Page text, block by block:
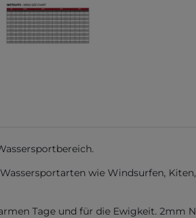
wie Windsurfen,
Tage und für die Ewigkeit. 2mm